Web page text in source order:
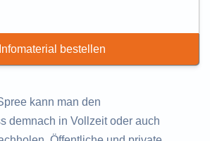
Infomaterial bestellen
kann man den
demnach in Vollzeit oder auch